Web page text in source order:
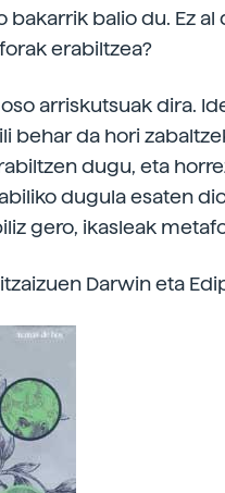
bakarrik balio du. Ez
erabiltzea?
arriskutsuak dira.
behar da hori
dugu, eta
dugula esaten
gero, ikasleak
Darwin eta